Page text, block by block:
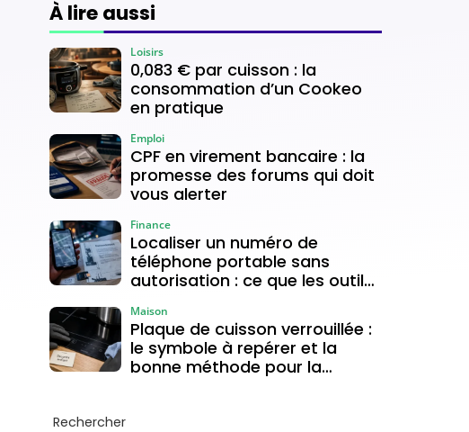
À lire aussi
0,083 € par cuisson : la
consommation d’un Cookeo
en pratique
Loisirs
CPF en virement bancaire : la
promesse des forums qui doit
vous alerter
Emploi
Localiser un numéro de
téléphone portable sans
autorisation : ce que les outils
Finance
Plaque de cuisson verrouillée :
le symbole à repérer et la
bonne méthode pour la
Maison
Rechercher